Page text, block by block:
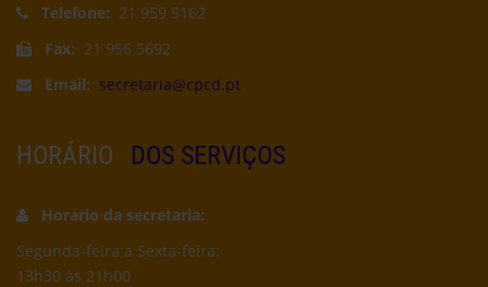
Telefone: 21 959 5162
Fax: 21 956 5692
Email: secretaria@cpcd.pt
HORÁRIO DOS SERVIÇOS
Horário da secretaria:
Segunda-feira a Sexta-feira:
13h30 às 21h00